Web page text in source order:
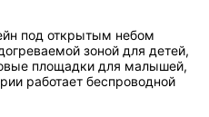
под открытым небом
зоной для детей,
площадки для малышей,
работает беспроводной